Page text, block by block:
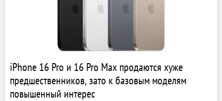
iPhone 16 Pro и 16 Pro Max продаются хуже
предшественников, зато к базовым моделям
повышенный интерес